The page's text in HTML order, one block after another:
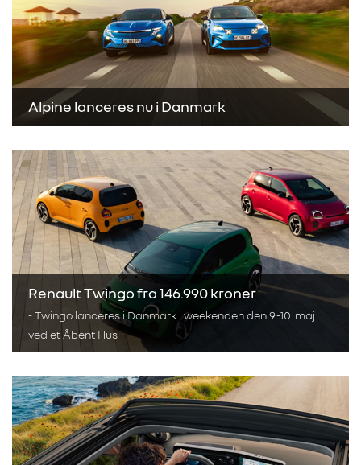
Alpine lanceres nu i Danmark
Renault Twingo fra 146.990 kroner
- Twingo lanceres i Danmark i weekenden den 9.-10. maj
ved et Åbent Hus